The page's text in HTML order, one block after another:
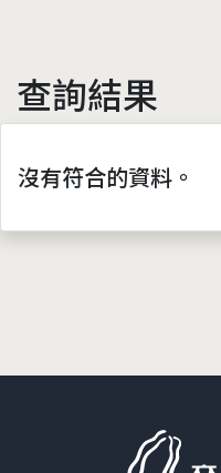
查詢結果
沒有符合的資料。